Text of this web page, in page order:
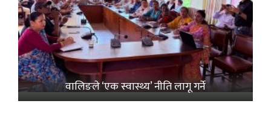
वालिङले ‘एक स्वास्थ्य’ नीति लागू गर्ने